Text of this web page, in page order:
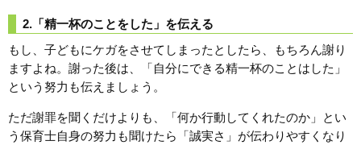
2.「精一杯のことをした」を伝える
もし、子どもにケガをさせてしまったとしたら、もちろん謝り
ますよね。謝った後は、「自分にできる精一杯のことはした」
という努力も伝えましょう。
ただ謝罪を聞くだけよりも、「何か行動してくれたのか」とい
う保育士自身の努力も聞けたら「誠実さ」が伝わりやすくなり